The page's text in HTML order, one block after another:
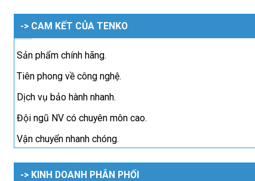
-> CAM KẾT CỦA TENKO
Sản phẩm chính hãng.
Tiên phong về công nghệ.
Dịch vụ bảo hành nhanh.
Đội ngũ NV có chuyên môn cao.
Vận chuyển nhanh chóng.
-> KINH DOANH PHÂN PHỐI